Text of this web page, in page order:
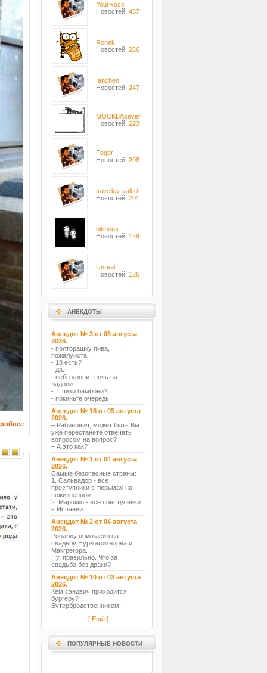
YourRock
Новостей: 437
Ronek
Новостей: 266
.anchen
Новостей: 247
MOCKBAsever
Новостей: 223
Foger
Новостей: 208
saveliev-valeri
Новостей: 201
billibons
Новостей: 129
Unreal
Новостей: 126
АНЕКДОТЫ
Анекдот № 3 от 06 августа
2026.
- полторашку пива,
пожалуйста.
- 18 есть?
- да.
- небо уронит ночь на
ладони…
- …чики бамбони?
- покиньте очередь.
Анекдот № 18 от 05 августа
2026.
– Рабинович, может быть Вы
уже перестанете отвечать
вопросом на вопрос?
– А это как?
Анекдот № 1 от 04 августа
2026.
Самые безопасные страны:
1. Сальвадор - все
преступники в тюрьмах на
пожизненном.
2. Марокко - все преступники
в Испании.
Анекдот № 2 от 04 августа
2026.
Роналду пригласил на
свадьбу Нурмагомедова и
Макгрегора.
Ну, правильно. Что за
свадьба без драки?
Анекдот № 10 от 03 августа
2026.
Кем сэндвич приходится
бургеру?
Бутербродственником!
[ Ещё ]
ПОПУЛЯРНЫЕ НОВОСТИ